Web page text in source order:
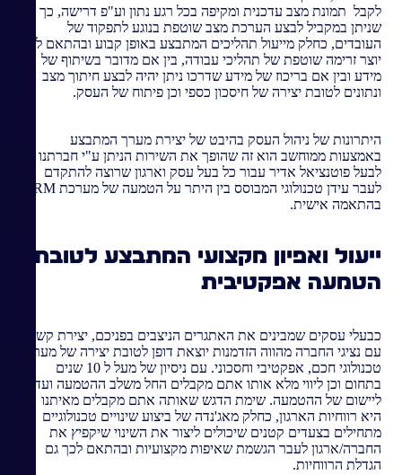
לקבל תמונת מצב עדכנית ומקיפה בכל רגע נתון וע"פ דרישה, כך
שניתן במקביל לבצע הערכת מצב שוטפת בנוגע לתפקוד של
העובדים, כחלק מייעול תהליכים המתבצע באופן קבוע ובהתאם לכך
יוצר זרימה שוטפת של תהליכי עבודה, בין אם מדובר בשיתוף של
מידע ובין אם בריכוז של מידע שדרכו ניתן יהיה לבצע חיתוך מצב
ונתונים לטובת יצירה של חיסכון כספי וכן פיתוח של העסק.
היתרונות של ניהול העסק בהיבט של יצירת מערך המתבצע
באמצעות ממוחשב הוא זה שהופך את השירות הניתן ע"י חברתנו
לבעל פוטנציאל אדיר עבור כל בעל עסק וארגון שרוצה להתקדם
לעבר עידן טכנולוגי המבוסס בין היתר על הטמעה של מערכת CRM
בהתאמה אישית.
ייעול ואפיון מקצועי המתבצע לטובת
הטמעה אפקטיבית
כבעלי עסקים שמבינים את האתגרים הניצבים בפניכם, יצירת קשר
עם נציגי החברה מהווה הזדמנות יוצאת דופן לטובת יצירה של מערך
טכנולוגי חכם, אפקטיבי וחסכוני. עם ניסיון של מעל ל 10 שנים
בתחום וכן ליווי מלא אותו אתם מקבלים החל משלב ההטמעה ועד
ליישום של ההטמעה. שימת הדגש שאותה אתם מקבלים מאיתנו
היא רווחיות הארגון, כחלק מאג'נדה של ביצוע שינויים טכנולוגיים
מתחילים בצעדים קטנים שיכולים ליצור את השינוי שיקפיץ את
החברה/ארגון לעבר הגשמת שאיפות מקצועיות ובהתאם לכך גם
הגדלת הרווחיות.